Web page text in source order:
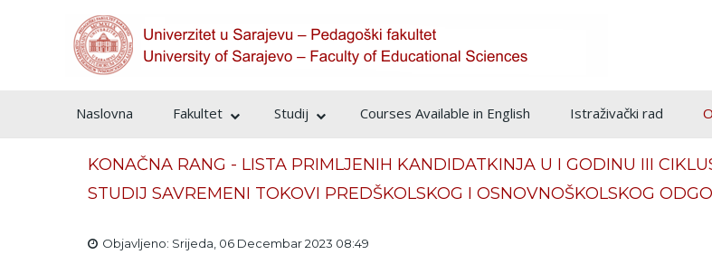
Naslovna Fakultet Studij Courses Available in English Istraživački rad
KONAČNA RANG - LISTA PRIMLJENIH KANDIDATKINJA U I GODINU III
STUDIJ SAVREMENI TOKOVI PREDŠKOLSKOG I OSNOVNOŠKOLSKOG
Objavljeno: Srijeda, 06 Decembar 2023 08:49